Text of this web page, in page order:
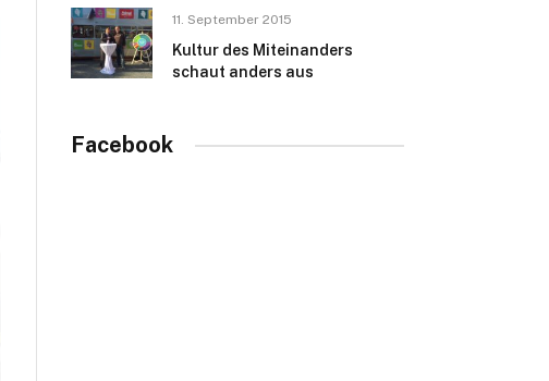
11. September 2015
Kultur des Miteinanders
schaut anders aus
Facebook